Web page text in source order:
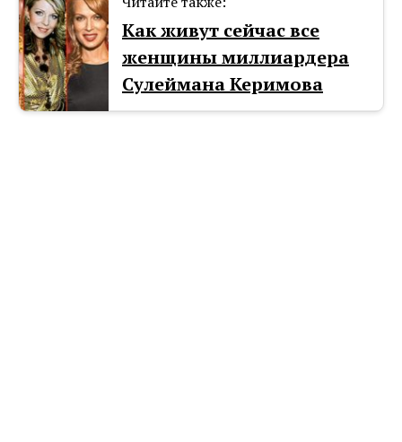
Как живут сейчас все
женщины миллиардера
Сулеймана Керимова